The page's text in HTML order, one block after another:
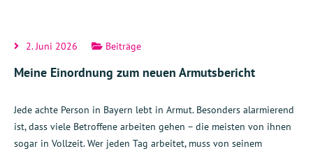
2. Juni 2026 Beiträge
Meine Einordnung zum neuen Armutsbericht
Jede achte Person in Bayern lebt in Armut. Besonders alarmierend
ist, dass viele Betroffene arbeiten gehen – die meisten von ihnen
sogar in Vollzeit. Wer jeden Tag arbeitet, muss von seinem